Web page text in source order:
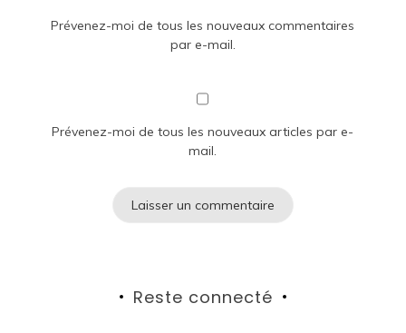
Prévenez-moi de tous les nouveaux commentaires
par e-mail.
Prévenez-moi de tous les nouveaux articles par e-
mail.
Reste connecté